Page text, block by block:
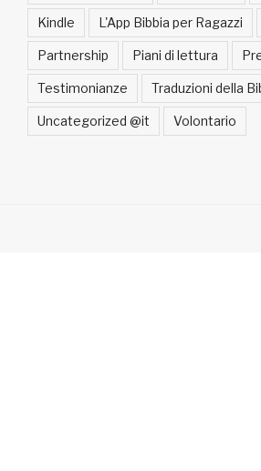
Kindle L'App Bibbia per Ragazzi
Partnership Piani di lettura
Testimonianze Traduzioni della
Uncategorized @it Volontario